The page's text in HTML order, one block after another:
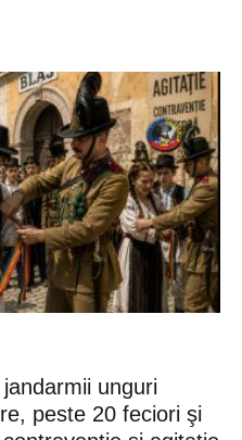
unguri
peste 20 feciori şi